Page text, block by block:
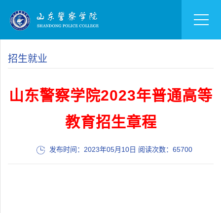
招生就业
山东警察学院2023年普通高等
教育招生章程
发布时间：2023年05月10日 阅读次数： 65700